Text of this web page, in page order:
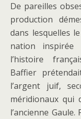
De pareilles
production
dans lesquelles
nation inspirée
l’histoire
Baffier
l’argent juif,
méridionaux qui
l’ancienne